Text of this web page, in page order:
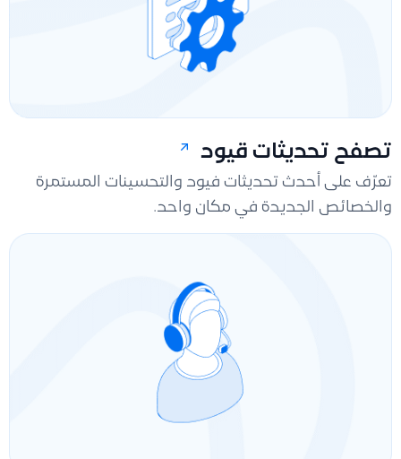
تصفح تحديثات قيود
تعرّف على أحدث تحديثات فيود والتحسينات المستمرة
والخصائص الجديدة في مكان واحد.